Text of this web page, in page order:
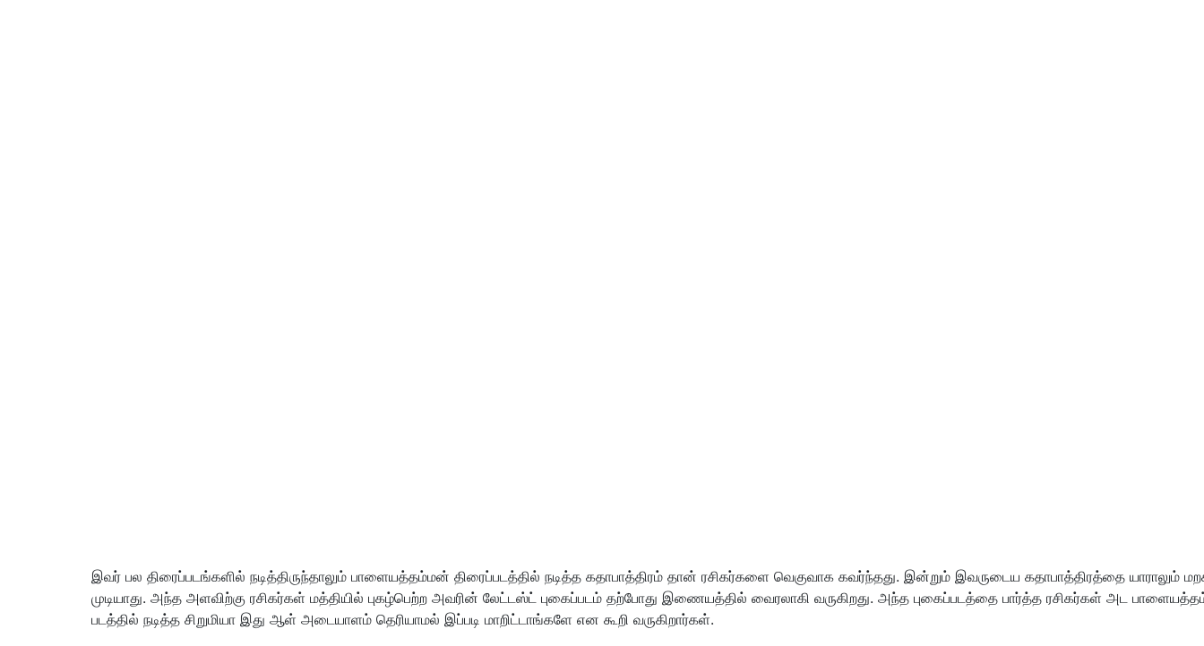
இவர் பல திரைப்படங்களில் நடித்திருந்தாலும் பாளையத்தம்மன் திரைப்படத்தில் நடித்த கதாபாத்திரம் தான் ரசிகர்களை வெகுவாக கவர்ந்தது. இன்றும் இவருடைய கதாபாத்திரத்தை யாராலும்
முடியாது. அந்த அளவிற்கு ரசிகர்கள் மத்தியில் புகழ்பெற்ற அவரின் லேட்டஸ்ட் புகைப்படம் தற்போது இணையத்தில் வைரலாகி வருகிறது. அந்த புகைப்படத்தை பார்த்த ரசிகர்கள் அட
படத்தில் நடித்த சிறுமியா இது ஆள் அடையாளம் தெரியாமல் இப்படி மாறிட்டாங்களே என கூறி வருகிறார்கள்.